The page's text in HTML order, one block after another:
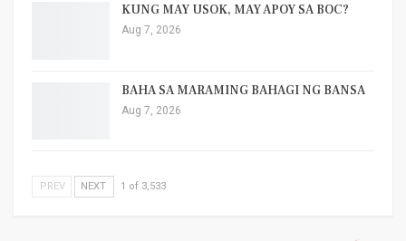
KUNG MAY USOK, MAY APOY SA BOC?
Aug 7, 2026
BAHA SA MARAMING BAHAGI NG BANSA
Aug 7, 2026
PREV NEXT 1 of 3,533